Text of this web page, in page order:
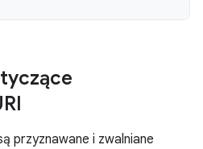
przyznawane i zwalniane